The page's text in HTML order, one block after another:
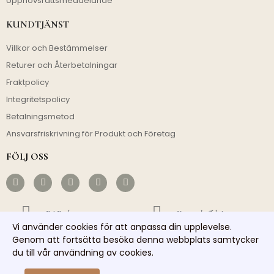
KUNDTJÄNST
Villkor och Bestämmelser
Returer och Återbetalningar
Fraktpolicy
Integritetspolicy
Betalningsmetod
Ansvarsfriskrivning för Produkt och Företag
FÖLJ OSS
Fri Frakt Kostnadseffektivt
Snabb Avsändning Ansvarsfull Service
Vi använder cookies för att anpassa din upplevelse.
Genom att fortsätta besöka denna webbplats samtycker
du till vår användning av cookies.